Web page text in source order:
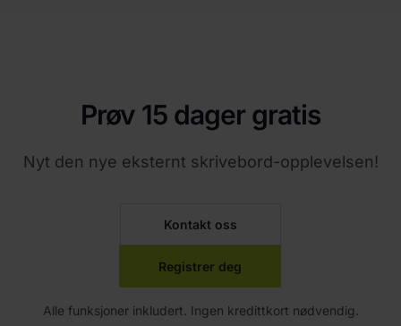
Prøv 15 dager gratis
Nyt den nye eksternt skrivebord-opplevelsen!
Kontakt oss
Registrer deg
Alle funksjoner inkludert. Ingen kredittkort nødvendig.